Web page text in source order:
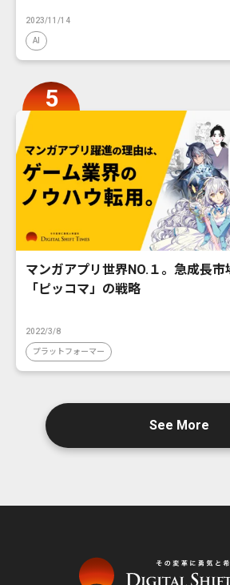
2023/11/14
AI
マンガアプリ世界NO.１。急成長市
「ピッコマ」の戦略
2022/3/8
プラットフォーマー
See More